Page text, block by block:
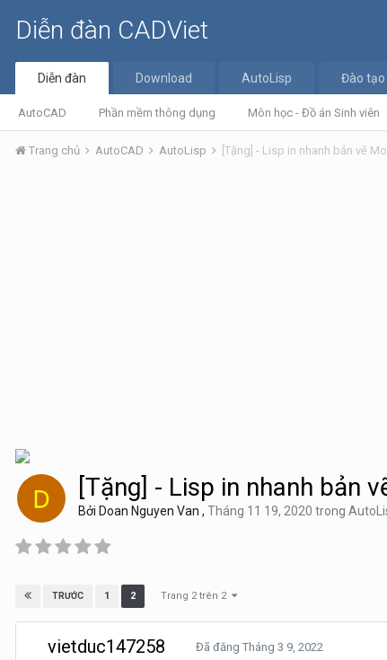
Diễn đàn CADViet
Diễn đàn
AutoCAD Phần mềm thông dụng Môn học - Đồ án Sinh viên
Download AutoLisp Đào tạo
Trang chủ AutoCAD AutoLisp [Tặng] - Lisp in nhanh bản vẽ
[Tặng] - Lisp in nhanh bản
Bởi Doan Nguyen Van , Tháng 11 19, 2020 trong
TRƯỚC 1 2 Trang 2 trên 2
vietduc147258 Đã đăng Tháng 3 9, 2022